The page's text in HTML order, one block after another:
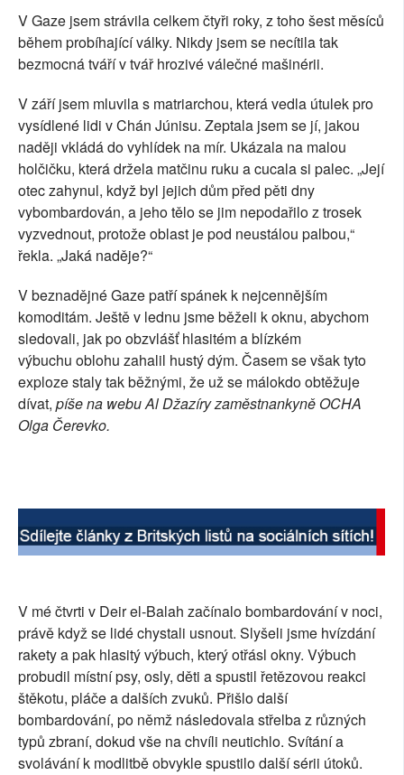
RUBRIKY
V Gaze jsem strávila celkem čtyři roky, z toho šest měsíců
během probíhající války. Nikdy jsem se necítila tak
bezmocná tváří v tvář hrozivé válečné mašinérii.
V září jsem mluvila s matriarchou, která vedla útulek pro
vysídlené lidi v Chán Júnisu. Zeptala jsem se jí, jakou
naději vkládá do vyhlídek na mír. Ukázala na malou
holčičku, která držela matčinu ruku a cucala si palec. „Její
otec zahynul, když byl jejich dům před pěti dny
vybombardován, a jeho tělo se jim nepodařilo z trosek
vyzvednout, protože oblast je pod neustálou palbou,“
řekla. „Jaká naděje?“
V beznadějné Gaze patří spánek k nejcennějším
komoditám. Ještě v lednu jsme běželi k oknu, abychom
sledovali, jak po obzvlášť hlasitém a blízkém
výbuchu oblohu zahalil hustý dým. Časem se však tyto
exploze staly tak běžnými, že už se málokdo obtěžuje
dívat, píše na webu Al Džazíry zaměstnankyně OCHA
Olga Čerevko.
V mé čtvrti v Deir el-Balah začínalo bombardování v noci,
právě když se lidé chystali usnout. Slyšeli jsme hvízdání
rakety a pak hlasitý výbuch, který otřásl okny. Výbuch
probudil místní psy, osly, děti a spustil řetězovou reakci
štěkotu, pláče a dalších zvuků. Přišlo další
bombardování, po němž následovala střelba z různých
typů zbraní, dokud vše na chvíli neutichlo. Svítání a
svolávání k modlitbě obvykle spustilo další sérii útoků.